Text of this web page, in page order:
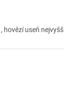
hovězí useň